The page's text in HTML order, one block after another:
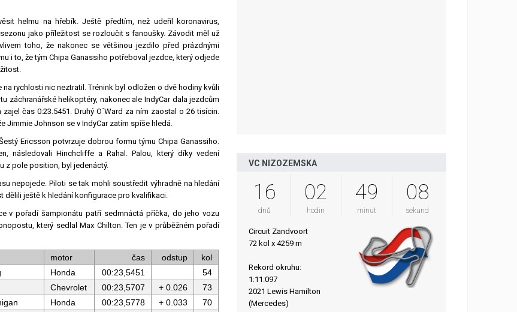
helmu na hřebík. Ještě předtím, než udeřil koronavirus,
jako příležitost se rozloučit s fanoušky. Závodit měl už
toho, že nakonec se většinou jezdilo před prázdnými
i to, že tým Chipa Ganassiho potřeboval jezdce, který odjede
rychlosti nic neztratil. Trénink byl odložen o dvě hodiny kvůli
záchranářské helikoptéry, nakonec ale IndyCar dala jezdcům
čas 0:23.5451. Druhý O´Ward za ním zaostal o 26 tisícin.
Jimmie Johnson se v IndyCar zatím spíše hledá.
Ericsson potvrzuje dobrou formu týmu Chipa Ganassiho.
následovali Hinchcliffe a Rahal. Palou, který díky vedení
z pole position, byl jedenáctý.
nepojede. Piloti se tak mohli soustředit výhradně na hledání
ještě k hledání konfigurace pro kvalifikaci.
v pořadí šampionátu patří sedmnáctá příčka, do jeho vozu
který sedlal Max Chilton. Ten je v průběžném pořadí
motor čas odstup
kol
Honda 00:23,5451
54
Chevrolet 00:23,5707 + 0.026
73
Honda 00:23,5778 + 0.033
70
VC NIZOZEMSKA
16
dnů
02
hodin
49
minut
07
sekund
Circuit Zandvoort
72 kol x 4259 m
Rekord okruhu:
1:11.097
2021 Lewis Hamilton
(Mercedes)